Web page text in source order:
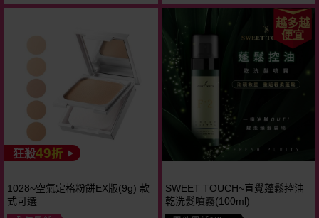
狂殺49折
1028~空氣定格粉餅EX版(9g) 款
式可選
越多越
便宜
SWEET TOUCH~直覺蓬鬆控油
乾洗髮噴霧(100ml)